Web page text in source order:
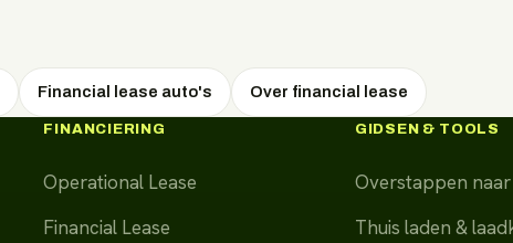
Financial lease auto's Over financial lease
FINANCIERING
Operational Lease
Financial Lease
GIDSEN & TOOLS
Overstappen
Thuis laden &